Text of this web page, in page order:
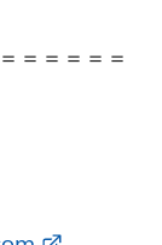
＝＝＝＝＝